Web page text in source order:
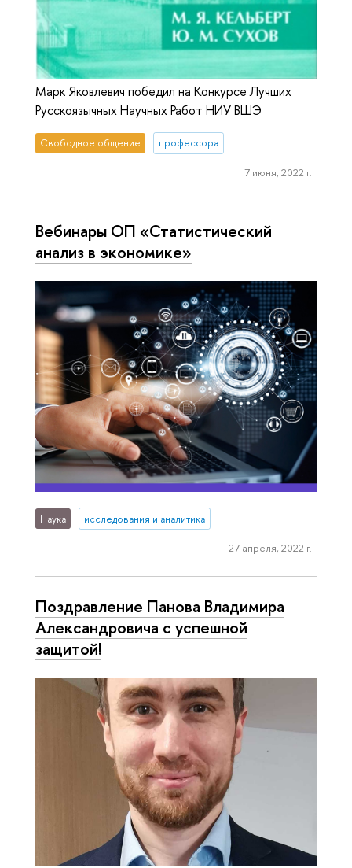
Марк Яковлевич победил на Конкурсе Лучших
Русскоязычных Научных Работ НИУ ВШЭ
Свободное общение профессора
7 июня, 2022 г.
Вебинары ОП «Статистический
анализ в экономике»
Наука исследования и аналитика
27 апреля, 2022 г.
Поздравление Панова Владимира
Александровича с успешной
защитой!